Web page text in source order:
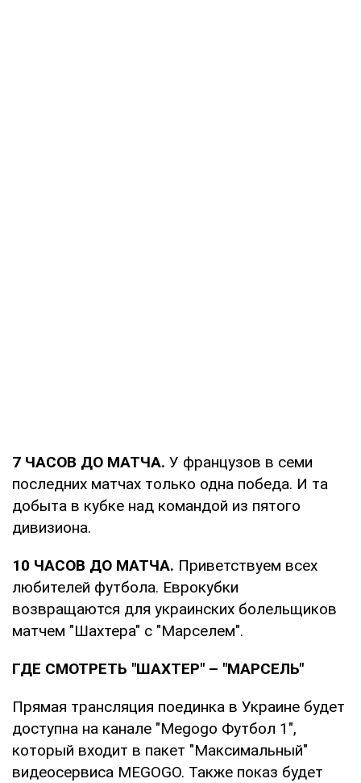
7 ЧАСОВ ДО МАТЧА. У французов в семи
последних матчах только одна победа. И та
добыта в кубке над командой из пятого
дивизиона.
10 ЧАСОВ ДО МАТЧА. Приветствуем всех
любителей футбола. Еврокубки
возвращаются для украинских болельщиков
матчем "Шахтера" с "Марселем".
ГДЕ СМОТРЕТЬ "ШАХТЕР" – "МАРСЕЛЬ"
Прямая трансляция поединка в Украине будет
доступна на канале "Megogo Футбол 1",
который входит в пакет "Максимальный"
видеосервиса MEGOGO. Также показ будет